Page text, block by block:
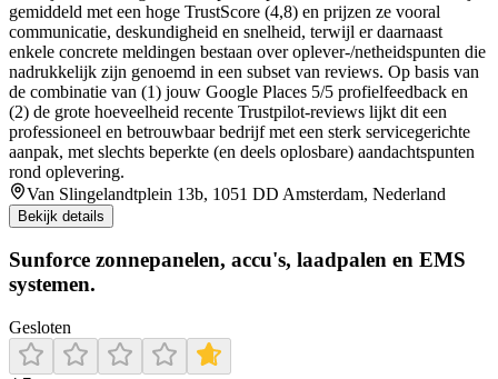
gemiddeld met een hoge TrustScore (4,8) en prijzen ze vooral
communicatie, deskundigheid en snelheid, terwijl er daarnaast
enkele concrete meldingen bestaan over oplever-/netheidspunten die
na­drukkelijk zijn genoemd in een subset van reviews. Op basis van
de combinatie van (1) jouw Google Places 5/5 profielfeedback en
(2) de grote hoeveelheid recente Trustpilot-reviews lijkt dit een
professioneel en betrouwbaar bedrijf met een sterk servicegerichte
aanpak, met slechts beperkte (en deels oplosbare) aandachtspunten
rond oplevering.
Van Slingelandtplein 13b, 1051 DD Amsterdam, Nederland
Bekijk details
Sunforce zonnepanelen, accu's, laadpalen en EMS
systemen.
Gesloten